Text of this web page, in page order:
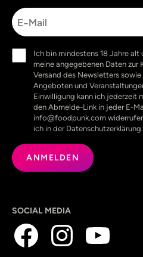
E-
Mail
(erforderlich)
Ich bin mindestens 18 Jahre
meine angegebenen Daten zur
Versand des Newsletters
Angeboten und
Einwilligung kann ich jederzeit
den Abmelde-Link in jeder E-
info@foodpunk.com
ich in der Datenschutzerklärung.
SOCIAL MEDIA